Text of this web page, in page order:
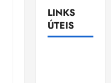
LINKS
ÚTEIS